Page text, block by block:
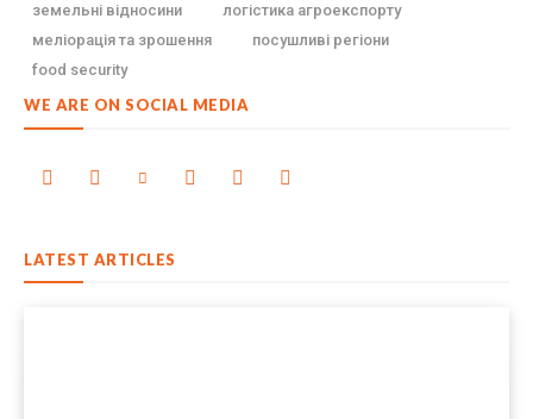
земельні відносини
логістика агроекспорту
меліорація та зрошення
посушливі регіони
food security
WE ARE ON SOCIAL MEDIA
LATEST ARTICLES